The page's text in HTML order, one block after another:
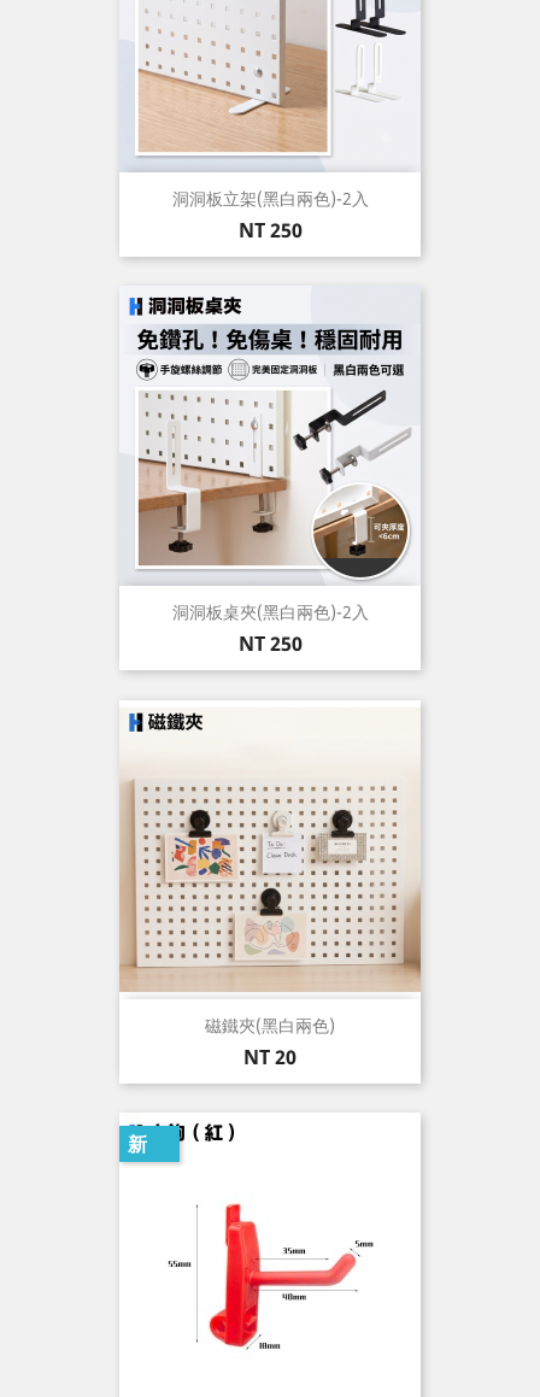
洞洞板立架(黑白兩色)-2入
價
格
NT 250
洞洞板桌夾(黑白兩色)-2入
價
格
NT 250
磁鐵夾(黑白兩色)
價
格
NT 20
新